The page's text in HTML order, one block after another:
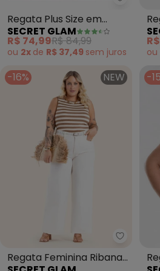
Secret
Regata Plus Size em
Ribana Canelada (Verde)
SECRET GLAM
R$ 74,99R$ 84,99
ou 2x de R$ 37,49 sem juros ou
-16% NEW
Secret
Regata Feminina Ribana
-